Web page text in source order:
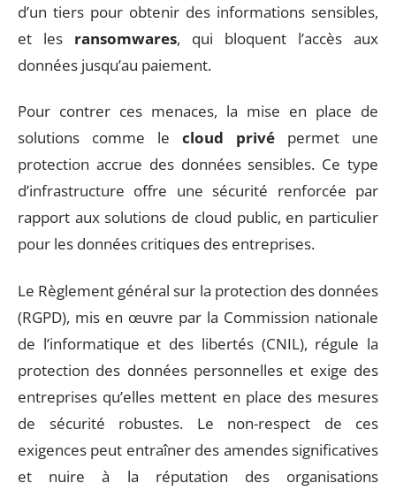
d’un tiers pour obtenir des informations sensibles,
et les ransomwares, qui bloquent l’accès aux
données jusqu’au paiement.
Pour contrer ces menaces, la mise en place de
solutions comme le cloud privé permet une
protection accrue des données sensibles. Ce type
d’infrastructure offre une sécurité renforcée par
rapport aux solutions de cloud public, en particulier
pour les données critiques des entreprises.
Le Règlement général sur la protection des données
(RGPD), mis en œuvre par la Commission nationale
de l’informatique et des libertés (CNIL), régule la
protection des données personnelles et exige des
entreprises qu’elles mettent en place des mesures
de sécurité robustes. Le non-respect de ces
exigences peut entraîner des amendes significatives
et nuire à la réputation des organisations